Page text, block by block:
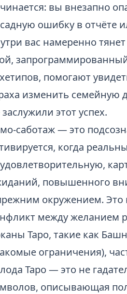
вы внезапно
ошибку в отчёте
вас намеренно
помогают
изменить семейную
этот успех.
саботаж — это
когда
повышенного
окружением. Это
между желанием
Таро, такие как
ограничения),
Таро — это не
описывающая